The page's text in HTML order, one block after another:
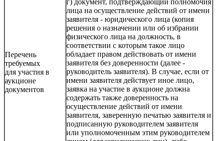
Перечень
требуемых
для участия в
аукционе
документов
г) документ, подтверждающий полномочия
лица на осуществление действий от имени
заявителя - юридического лица (копия
решения о назначении или об избрании
физического лица на должность, в
соответствии с которым такое лицо
обладает правом действовать от имени
заявителя без доверенности (далее -
руководитель заявителя). В случае, если от
имени заявителя действует иное лицо,
заявка на участие в аукционе должна
содержать также доверенность на
осуществление действий от имени
заявителя, заверенную печатью заявителя и
подписанную руководителем заявителя
или уполномоченным этим руководителем